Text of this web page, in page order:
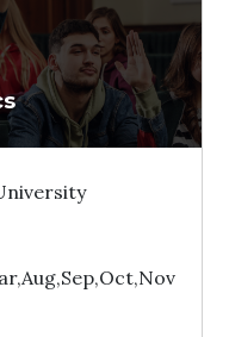
vấn Interlink